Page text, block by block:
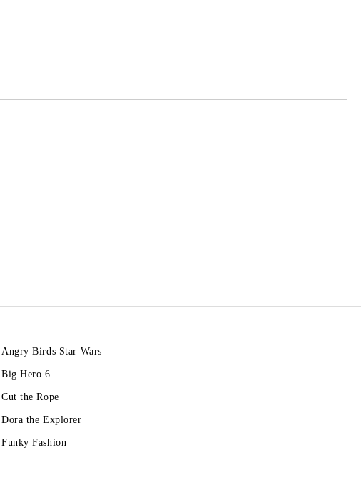
Angry Birds Star Wars
Big Hero 6
Cut the Rope
Dora the Explorer
Funky Fashion